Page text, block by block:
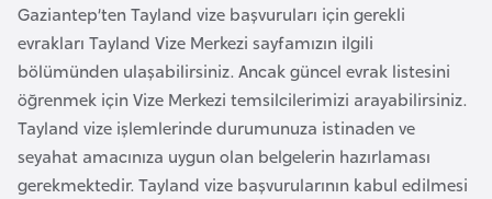
Gaziantep’ten Tayland vize başvuruları için gerekli
evrakları Tayland Vize Merkezi sayfamızın ilgili
bölümünden ulaşabilirsiniz. Ancak güncel evrak listesini
öğrenmek için Vize Merkezi temsilcilerimizi arayabilirsiniz.
Tayland vize işlemlerinde durumunuza istinaden ve
seyahat amacınıza uygun olan belgelerin hazırlaması
gerekmektedir. Tayland vize başvurularının kabul edilmesi
n
a
F
a
s
o